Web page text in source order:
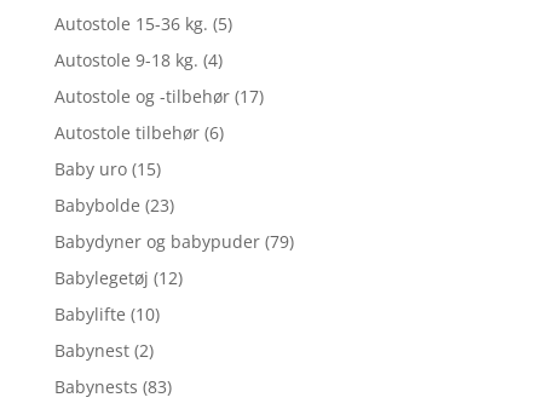
Autostole 15-36 kg. (5)
Autostole 9-18 kg. (4)
Autostole og -tilbehør (17)
Autostole tilbehør (6)
Baby uro (15)
Babybolde (23)
Babydyner og babypuder (79)
Babylegetøj (12)
Babylifte (10)
Babynest (2)
Babynests (83)